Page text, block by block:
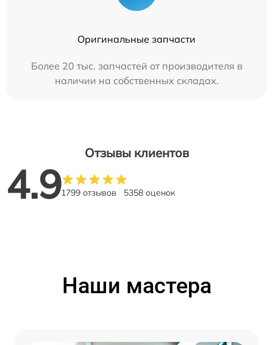
Оригинальные запчасти
Более 20 тыс. запчастей от производителя в
наличии на собственных складах.
Отзывы клиентов
4.91799 отзывов 5358 оценок
Наши мастера